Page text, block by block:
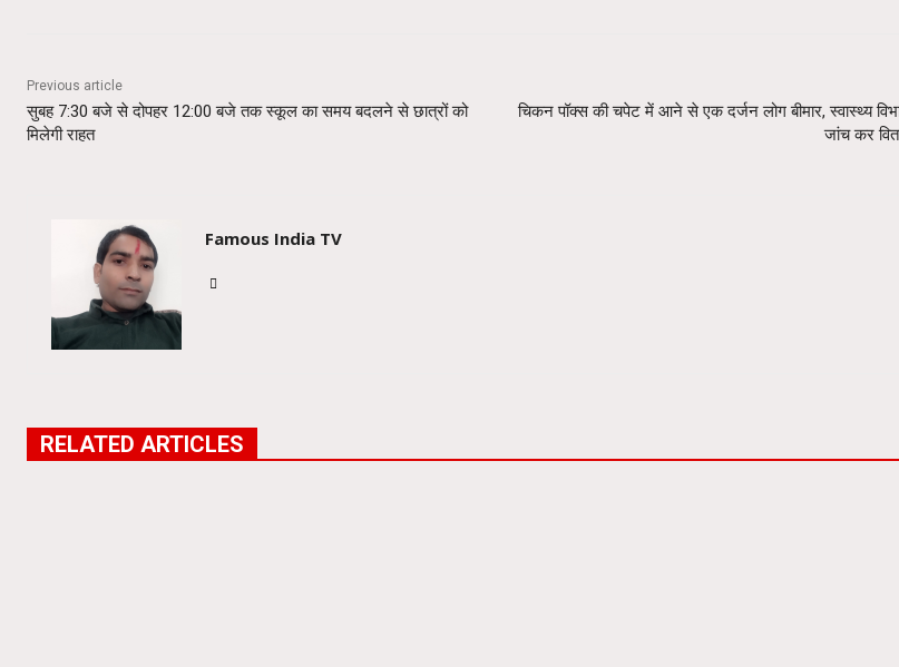
Previous article
सुबह 7:30 बजे से दोपहर 12:00 बजे तक स्कूल का समय बदलने से छात्रों को
मिलेगी राहत
चिकन पॉक्स की चपेट में आने से एक दर्जन लोग बीमार, स्वास्थ्य
जांच कर
Famous India TV
RELATED ARTICLES